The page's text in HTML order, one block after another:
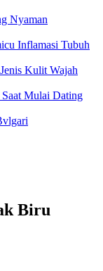
Nyaman
Inflamasi Tubuh
Kulit Wajah
Mulai Dating
Biru